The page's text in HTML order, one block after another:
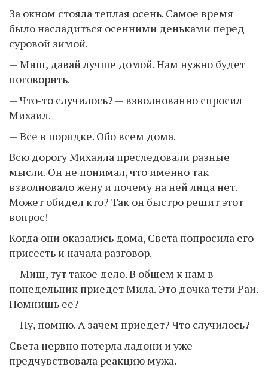
За окном стояла теплая осень. Самое время
было насладиться осенними деньками перед
суровой зимой.
— Миш, давай лучше домой. Нам нужно будет
поговорить.
— Что-то случилось? — взволнованно спросил
Михаил.
— Все в порядке. Обо всем дома.
Всю дорогу Михаила преследовали разные
мысли. Он не понимал, что именно так
взволновало жену и почему на ней лица нет.
Может обидел кто? Так он быстро решит этот
вопрос!
Когда они оказались дома, Света попросила его
присесть и начала разговор.
— Миш, тут такое дело. В общем к нам в
понедельник приедет Мила. Это дочка тети Раи.
Помнишь ее?
— Ну, помню. А зачем приедет? Что случилось?
Света нервно потерла ладони и уже
предчувствовала реакцию мужа.